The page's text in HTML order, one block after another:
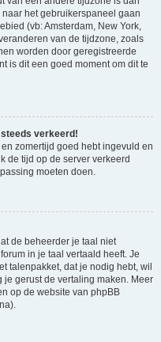
het gebruikerspaneel gaan
(vb: Amsterdam, New York,
van de tijdzone, zoals
worden door geregistreerde
is dit een goed moment om dit te
steeds verkeerd!
zomertijd goed hebt ingevuld en
de tijd op de server verkeerd
moeten doen.
de beheerder je taal niet
in je taal vertaald heeft. Je
talenpakket, dat je nodig hebt, wil
gerust de vertaling maken. Meer
op de website van phpBB